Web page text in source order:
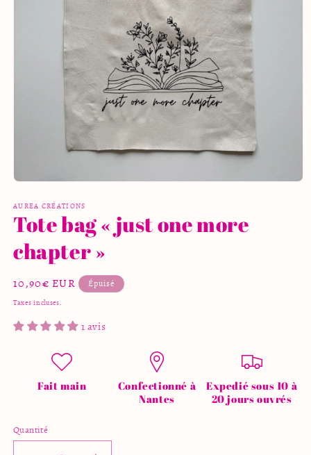
média
1
dans
fenêtre
modale
AUREA CRÉATIONS
Tote bag « just one more
chapter »
Prix
habituel
10,90€ EUR Épuisé
Taxes incluses.
1 avis
Fait main
Confectionné à
Nantes
Expedié sous 10 à
20 jours ouvrés
Quantité
Quantité